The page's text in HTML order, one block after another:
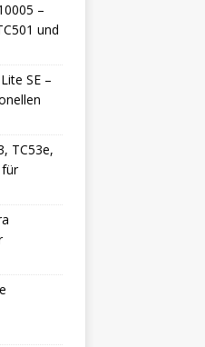
–
und
SE –
TC53e,